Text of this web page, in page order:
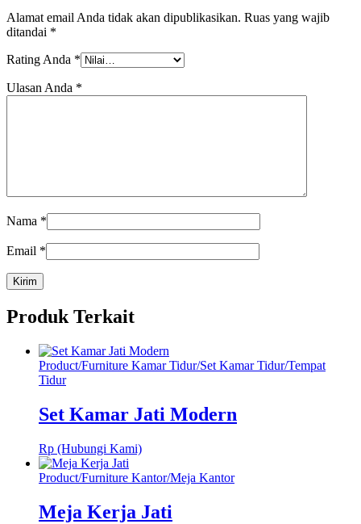
Alamat email Anda tidak akan dipublikasikan. Ruas yang wajib
ditandai *
Rating Anda *
Ulasan Anda *
Nama *
Email *
Produk Terkait
Product/Furniture Kamar Tidur/Set Kamar Tidur/Tempat
Tidur
Set Kamar Jati Modern
Rp (Hubungi Kami)
Product/Furniture Kantor/Meja Kantor
Meja Kerja Jati